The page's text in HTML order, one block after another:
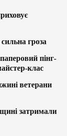
гроза
пінг-
клас
ветерани
затримали